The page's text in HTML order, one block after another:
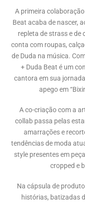
A primeira
Beat acaba de nascer,
repleta de strass e de
conta com roupas,
de Duda na música.
+ Duda Beat é um
cantora em sua
apego em
A co-criação com a
collab passa pelas
amarrações e
tendências de moda
style presentes em
cropped e
Na cápsula de
histórias, batizadas